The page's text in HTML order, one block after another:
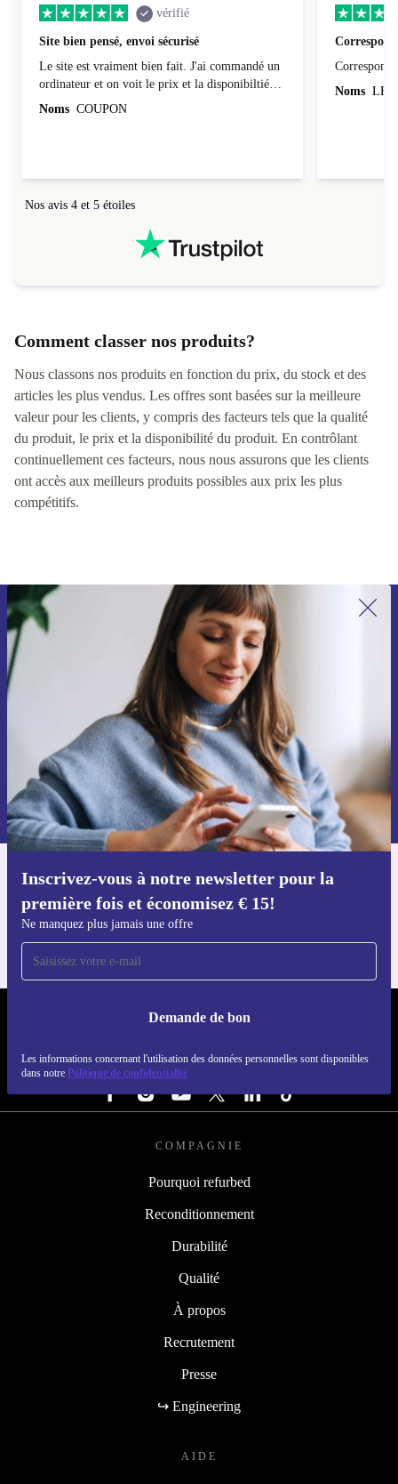
vérifié
Site bien pensé, envoi sécurisé
Le site est vraiment bien fait. J'ai commandé un
ordinateur et on voit le prix et la disponibiltié
évoluer au fil des caractéristiques choisies.
Noms COUPON
Correspond
Noms LEO
Nos avis 4 et 5 étoiles
Comment classer nos produits?
Nous classons nos produits en fonction du prix, du stock et des
articles les plus vendus. Les offres sont basées sur la meilleure
valeur pour les clients, y compris des facteurs tels que la qualité
du produit, le prix et la disponibilité du produit. En contrôlant
continuellement ces facteurs, nous nous assurons que les clients
ont accès aux meilleurs produits possibles aux prix les plus
compétitifs.
Inscrivez-vous à notre newsletter pour la
première fois et économisez € 15!
Ne manquez plus jamais une offre
Demande de bon
Les informations concernant l'utilisation des données personnelles sont disponibles
dans notre Politique de confidentialité
Inscrivez-vous à notre newsletter pour
la première fois et économisez 15 € !
Ne manquez plus aucune offre.
Voucher aanvragen
Retrouvez les informations sur l'utilisation des données personnelles
dans notre
politique de confidentialité.
Téléchargez l'application refurbed
Pour iOS et Android
REFURBED BELGIQUE - RETHINK NEW.
SUIVEZ-NOUS
COMPAGNIE
Pourquoi refurbed
Reconditionnement
Durabilité
Qualité
À propos
Recrutement
Presse
↪ Engineering
AIDE